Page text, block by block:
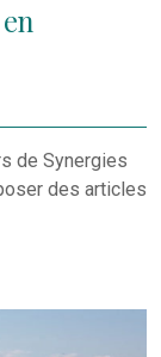
de Synergies
des articles